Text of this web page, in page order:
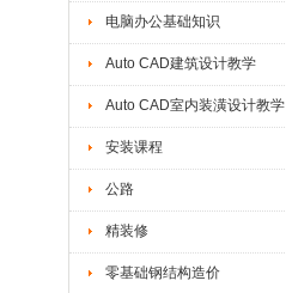
电脑办公基础知识
Auto CAD建筑设计教学
Auto CAD室内装潢设计教学
安装课程
公路
精装修
零基础钢结构造价